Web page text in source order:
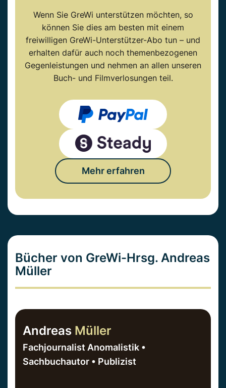
Wenn Sie GreWi unterstützen möchten, so
können Sie dies am besten mit einem
freiwilligen GreWi-Unterstützer-Abo tun – und
erhalten dafür auch noch themenbezogenen
Gegenleistungen und nehmen an allen unseren
Buch- und Filmverlosungen teil.
Mehr erfahren
Bücher von GreWi-Hrsg. Andreas
Müller
Andreas Müller
Fachjournalist Anomalistik •
Sachbuchautor • Publizist